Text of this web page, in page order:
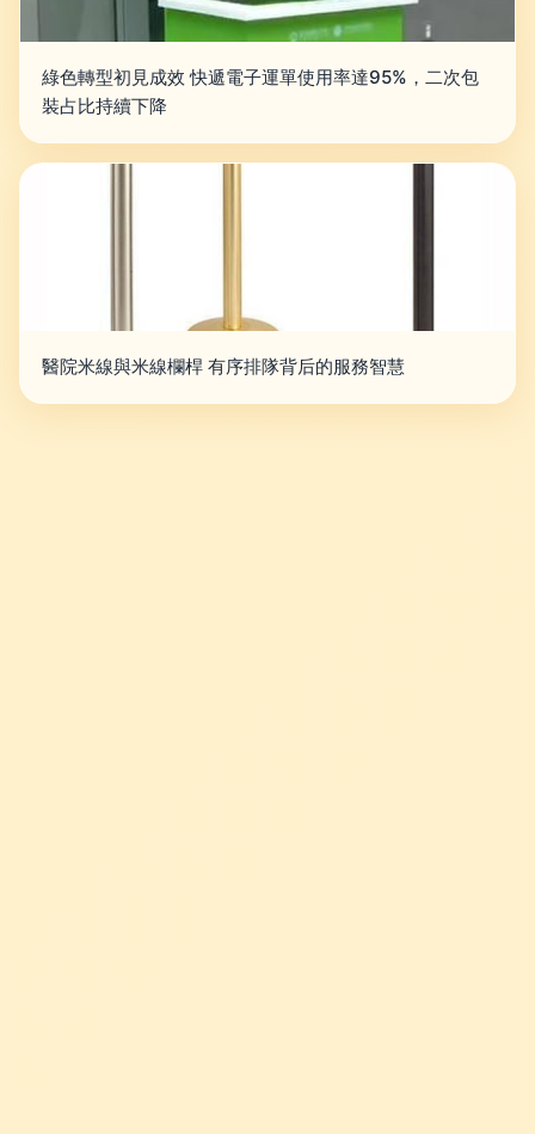
綠色轉型初見成效 快遞電子運單使用率達95%，二次包
裝占比持續下降
醫院米線與米線欄桿 有序排隊背后的服務智慧